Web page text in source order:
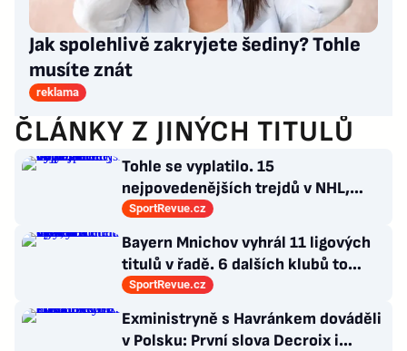
Jak spolehlivě zakryjete šediny? Tohle
musíte znát
reklama
ČLÁNKY Z JINÝCH TITULŮ
Tohle se vyplatilo. 15
nejpovedenějších trejdů v NHL,
které byly upečeny na poslední
SportRevue.cz
Bayern Mnichov vyhrál 11 ligových
titulů v řadě. 6 dalších klubů to
zvládlo také, některé i víckrát
SportRevue.cz
Exministryně s Havránkem dováděli
v Polsku: První slova Decroix i